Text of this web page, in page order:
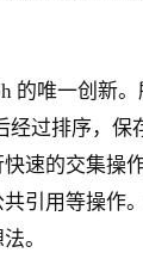
的唯一创新
经过排序，保
速的交集操
引用等操作
。